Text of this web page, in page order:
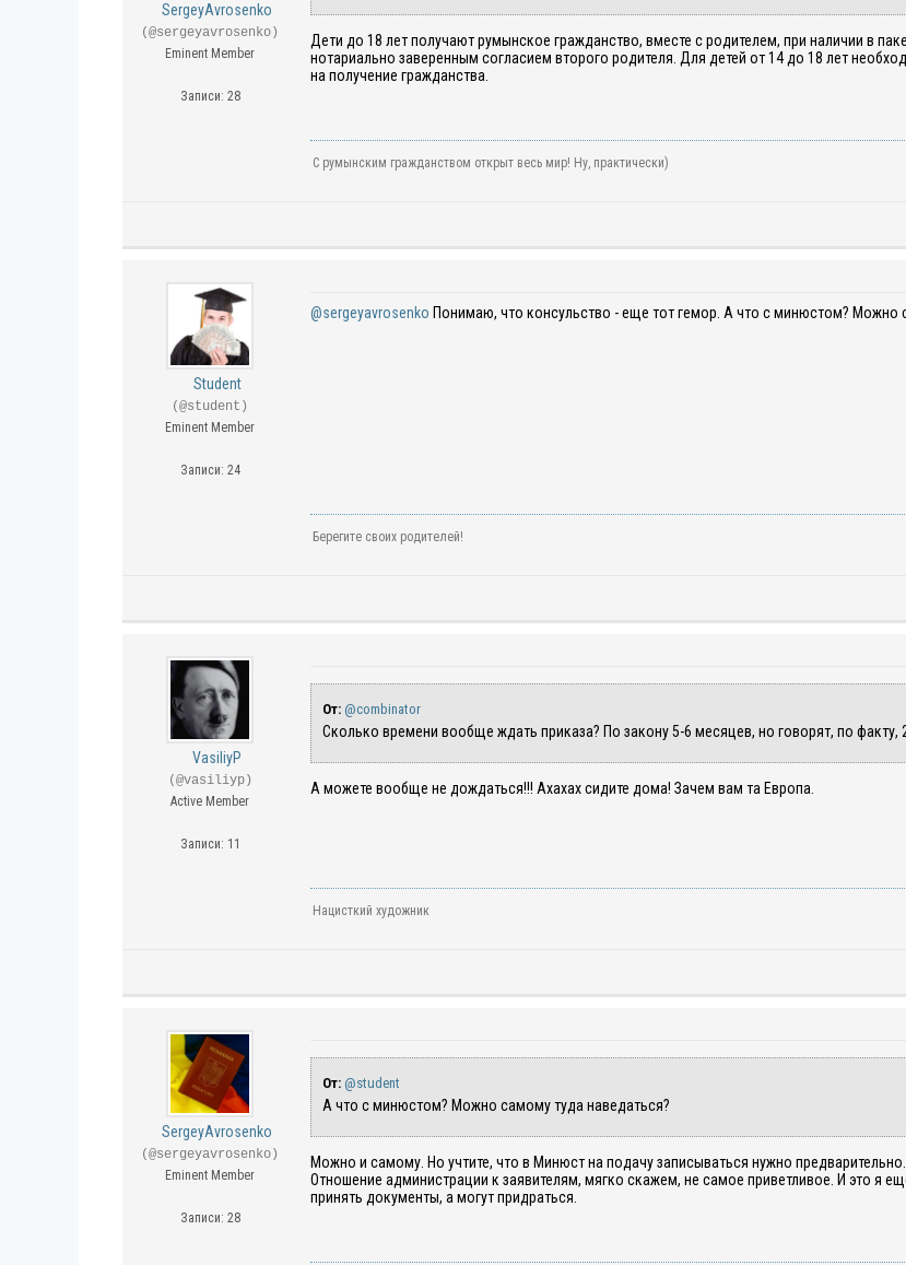
SergeyAvrosenko
(@sergeyavrosenko)
Eminent Member
Записи: 28
Дети до 18 лет получают румынское гражданство, вместе с родителем, при наличии в
нотариально заверенным согласием второго родителя. Для детей от 14 до 18 лет
на получение гражданства.
С румынским гражданством открыт весь мир! Ну, практически)
Student
(@student)
Eminent Member
Записи: 24
@sergeyavrosenko Понимаю, что консульство - еще тот гемор. А что с минюстом? Можно
Берегите своих родителей!
VasiliyP
(@vasiliyp)
Active Member
Записи: 11
От: @combinator
Сколько времени вообще ждать приказа? По закону 5-6 месяцев, но говорят, по факту,
А можете вообще не дождаться!!! Ахахах сидите дома! Зачем вам та Европа.
Нацисткий художник
SergeyAvrosenko
(@sergeyavrosenko)
Eminent Member
Записи: 28
От: @student
А что с минюстом? Можно самому туда наведаться?
Можно и самому. Но учтите, что в Минюст на подачу записываться нужно
Отношение администрации к заявителям, мягко скажем, не самое приветливое. И это я
принять документы, а могут придраться.